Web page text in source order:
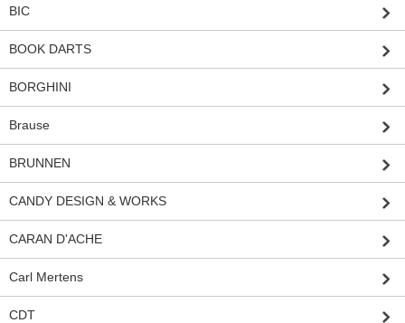
BIC
BOOK DARTS
BORGHINI
Brause
BRUNNEN
CANDY DESIGN & WORKS
CARAN D'ACHE
Carl Mertens
CDT